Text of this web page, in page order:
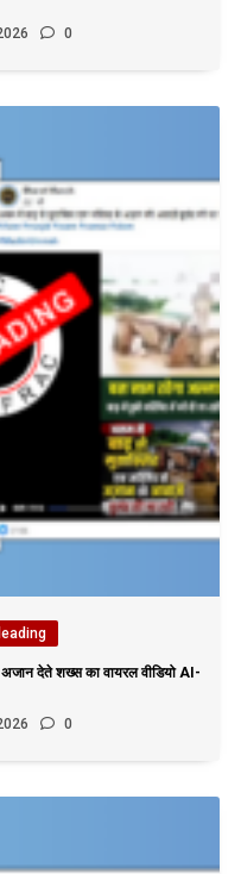
0
देते शख्स का वायरल वीडियो AI-
0